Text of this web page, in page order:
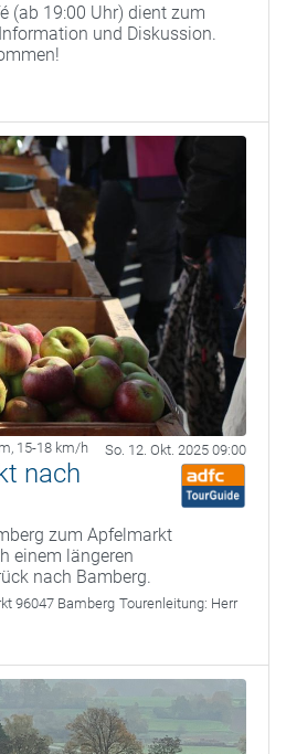
(ab 19:00 Uhr) dient zum
und Diskussion.
, 15-18 km/h So. 12. Okt. 2025 09:00
nach
zum Apfelmarkt
einem längeren
nach Bamberg.
96047 Bamberg Tourenleitung: Herr